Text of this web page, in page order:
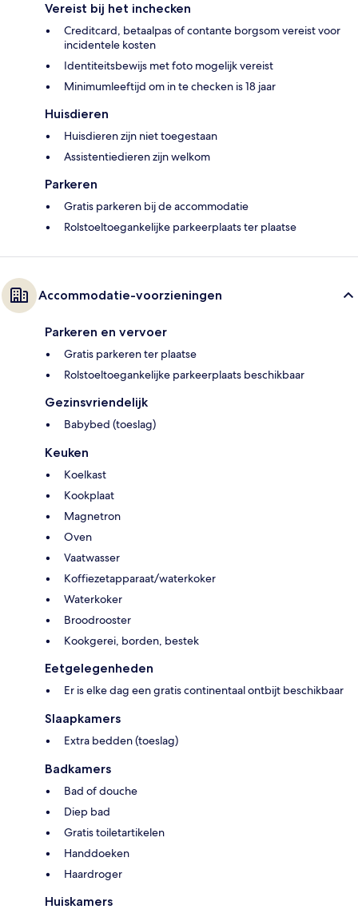
Vereist bij het inchecken
Creditcard, betaalpas of contante borgsom vereist voor
incidentele kosten
Identiteitsbewijs met foto mogelijk vereist
Minimumleeftijd om in te checken is 18 jaar
Huisdieren
Huisdieren zijn niet toegestaan
Assistentiedieren zijn welkom
Parkeren
Gratis parkeren bij de accommodatie
Rolstoeltoegankelijke parkeerplaats ter plaatse
Accommodatie-voorzieningen
Parkeren en vervoer
Gratis parkeren ter plaatse
Rolstoeltoegankelijke parkeerplaats beschikbaar
Gezinsvriendelijk
Babybed (toeslag)
Keuken
Koelkast
Kookplaat
Magnetron
Oven
Vaatwasser
Koffiezetapparaat/waterkoker
Waterkoker
Broodrooster
Kookgerei, borden, bestek
Eetgelegenheden
Er is elke dag een gratis continentaal ontbijt beschikbaar
Slaapkamers
Extra bedden (toeslag)
Badkamers
Bad of douche
Diep bad
Gratis toiletartikelen
Handdoeken
Haardroger
Huiskamers